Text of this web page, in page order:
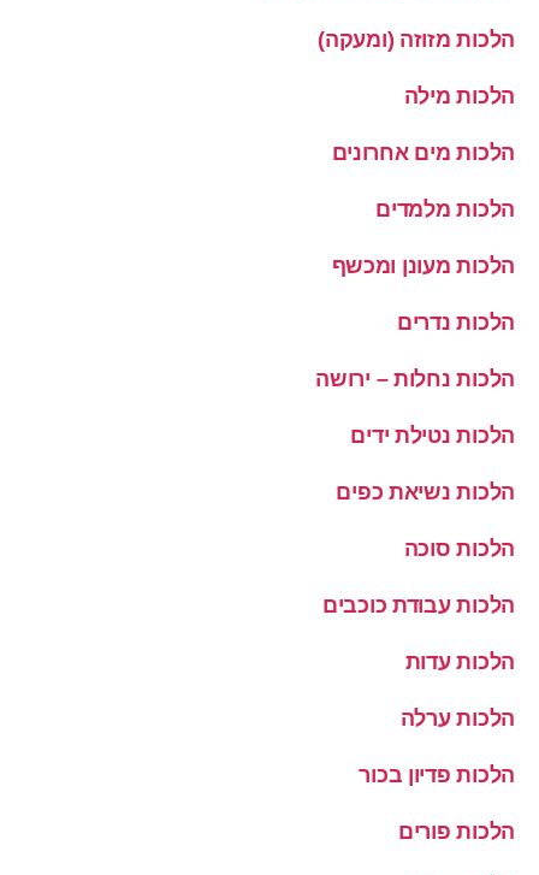
הלכות מזוזה (ומעקה)
הלכות מילה
הלכות מים אחרונים
הלכות מלמדים
הלכות מעונן ומכשף
הלכות נדרים
הלכות נחלות – ירושה
הלכות נטילת ידים
הלכות נשיאת כפים
הלכות סוכה
הלכות עבודת כוכבים
הלכות עדות
הלכות ערלה
הלכות פדיון בכור
הלכות פורים